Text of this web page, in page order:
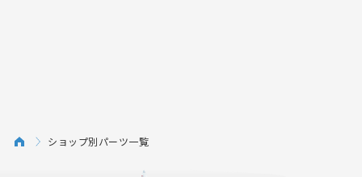
ショップ別パーツ一覧